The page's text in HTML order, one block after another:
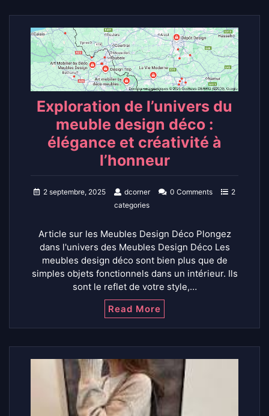
Exploration de l’univers du
meuble design déco :
élégance et créativité à
l’honneur
2 septembre, 2025 dcorner 0 Comments
2
categories
Article sur les Meubles Design Déco Plongez
dans l'univers des Meubles Design Déco Les
meubles design déco sont bien plus que de
simples objets fonctionnels dans un intérieur. Ils
sont le reflet de votre style,…
Read More